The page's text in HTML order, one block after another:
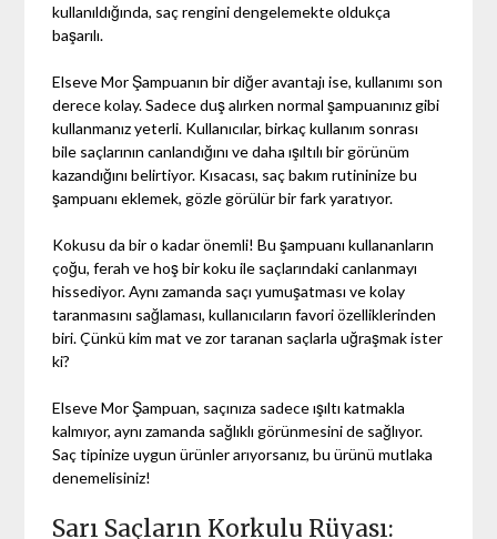
kullanıldığında, saç rengini dengelemekte oldukça
başarılı.
Elseve Mor Şampuanın bir diğer avantajı ise, kullanımı son
derece kolay. Sadece duş alırken normal şampuanınız gibi
kullanmanız yeterli. Kullanıcılar, birkaç kullanım sonrası
bile saçlarının canlandığını ve daha ışıltılı bir görünüm
kazandığını belirtiyor. Kısacası, saç bakım rutininize bu
şampuanı eklemek, gözle görülür bir fark yaratıyor.
Kokusu da bir o kadar önemli! Bu şampuanı kullananların
çoğu, ferah ve hoş bir koku ile saçlarındaki canlanmayı
hissediyor. Aynı zamanda saçı yumuşatması ve kolay
taranmasını sağlaması, kullanıcıların favori özelliklerinden
biri. Çünkü kim mat ve zor taranan saçlarla uğraşmak ister
ki?
Elseve Mor Şampuan, saçınıza sadece ışıltı katmakla
kalmıyor, aynı zamanda sağlıklı görünmesini de sağlıyor.
Saç tipinize uygun ürünler arıyorsanız, bu ürünü mutlaka
denemelisiniz!
Sarı Saçların Korkulu Rüyası: